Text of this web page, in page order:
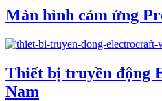
Màn hình cảm ứng
Thiết bị truyền động
Nam